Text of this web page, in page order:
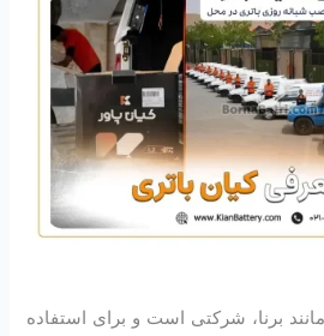
مانند برنا، شرکتی است و برای استفاده